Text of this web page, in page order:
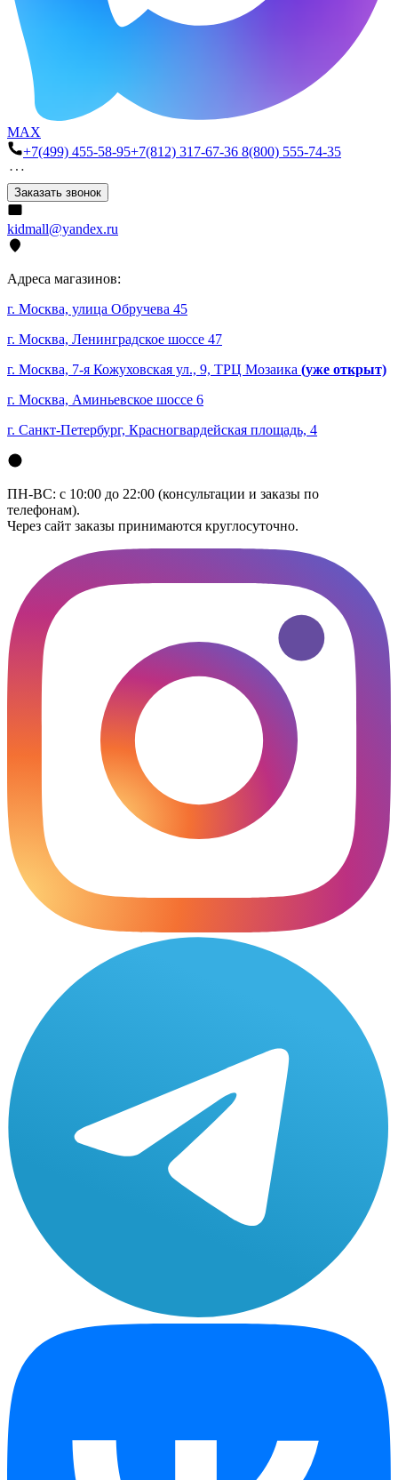
MAX
+7(499) 455-58-95+7(812) 317-67-36 8(800) 555-74-35
Заказать звонок
kidmall@yandex.ru
Адреса магазинов:
г. Москва, улица Обручева 45
г. Москва, Ленинградское шоссе 47
г. Москва, 7-я Кожуховская ул., 9, ТРЦ Мозаика (уже открыт)
г. Москва, Аминьевское шоссе 6
г. Санкт-Петербург, Красногвардейская площадь, 4
ПН-ВС: с 10:00 до 22:00 (консультации и заказы по
телефонам).
Через сайт заказы принимаются круглосуточно.